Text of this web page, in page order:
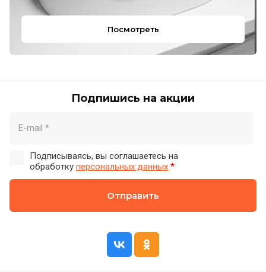
Посмотреть
Подпишись на акции
Подписываясь, вы соглашаетесь на
обработку персональных данных *
Отправить